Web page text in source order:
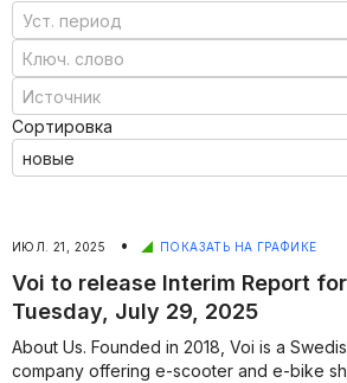
Сортировка
ИЮЛ. 21, 2025 • ПОКАЗАТЬ НА ГРАФИКЕ
Voi to release Interim Report
Tuesday, July 29, 2025
About Us. Founded in 2018, Voi is a
company offering e-scooter and e-bike